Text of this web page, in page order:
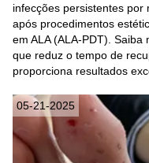
infecções persistentes por
após procedimentos
em ALA (ALA-PDT).
que reduz o tempo de
proporciona resultados
05-21-2025